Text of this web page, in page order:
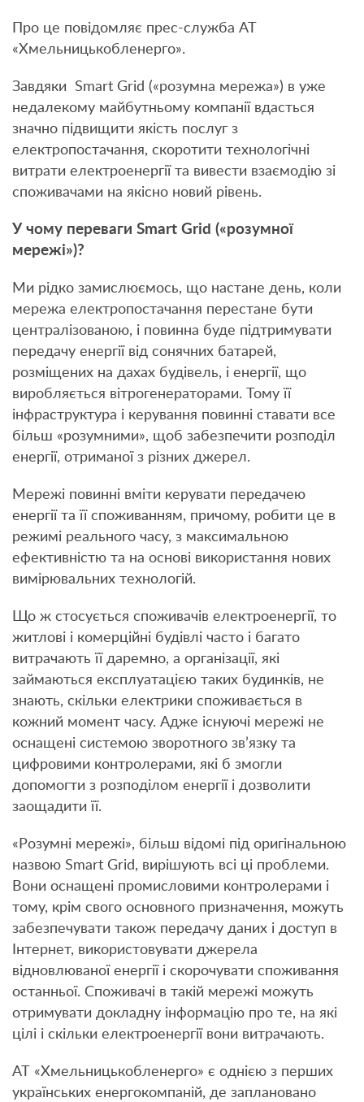
Про це повідомляє прес-служба АТ
«Хмельницькобленерго».
Завдяки Smart Grid («розумна мережа») в уже
недалекому майбутньому компанії вдасться
значно підвищити якість послуг з
електропостачання, скоротити технологічні
витрати електроенергії та вивести взаємодію зі
споживачами на якісно новий рівень.
У чому переваги Smart Grid («розумної
мережі»)?
Ми рідко замислюємось, що настане день, коли
мережа електропостачання перестане бути
централізованою, і повинна буде підтримувати
передачу енергії від сонячних батарей,
розміщених на дахах будівель, і енергії, що
виробляється вітрогенераторами. Тому її
інфраструктура і керування повинні ставати все
більш «розумними», щоб забезпечити розподіл
енергії, отриманої з різних джерел.
Мережі повинні вміти керувати передачею
енергії та її споживанням, причому, робити це в
режимі реального часу, з максимальною
ефективністю та на основі використання нових
вимірювальних технологій.
Що ж стосується споживачів електроенергії, то
житлові і комерційні будівлі часто і багато
витрачають її даремно, а організації, які
займаються експлуатацією таких будинків, не
знають, скільки електрики споживається в
кожний момент часу. Адже існуючі мережі не
оснащені системою зворотного зв’язку та
цифровими контролерами, які б змогли
допомогти з розподілом енергії і дозволити
заощадити її.
«Розумні мережі», більш відомі під оригінальною
назвою Smart Grid, вирішують всі ці проблеми.
Вони оснащені промисловими контролерами і
тому, крім свого основного призначення, можуть
забезпечувати також передачу даних і доступ в
Інтернет, використовувати джерела
відновлюваної енергії і скорочувати споживання
останньої. Споживачі в такій мережі можуть
отримувати докладну інформацію про те, на які
цілі і скільки електроенергії вони витрачають.
АТ «Хмельницькобленерго» є однією з перших
українських енергокомпаній, де заплановано